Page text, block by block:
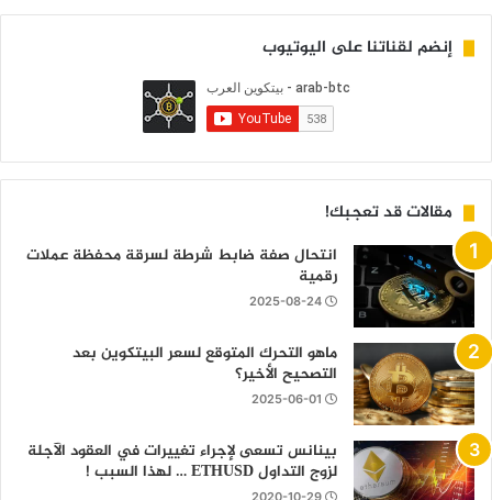
إنضم لقناتنا على اليوتيوب
مقالات قد تعجبك!
انتحال صفة ضابط شرطة لسرقة محفظة عملات
رقمية
2025-08-24
ماهو التحرك المتوقع لسعر البيتكوين بعد
التصحيح الأخير؟
2025-06-01
بينانس تسعى لإجراء تغييرات في العقود الآجلة
لزوج التداول ETHUSD … لهذا السبب !
2020-10-29